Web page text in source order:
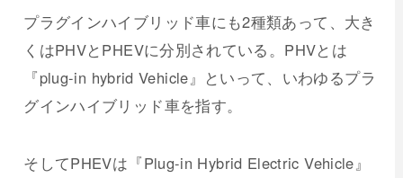
プラグインハイブリッド車にも2種類あって、大き
くはPHVとPHEVに分別されている。PHVとは
『plug-in hybrid Vehicle』といって、いわゆるプラ
グインハイブリッド車を指す。
そしてPHEVは『Plug-in Hybrid Electric Vehicle』